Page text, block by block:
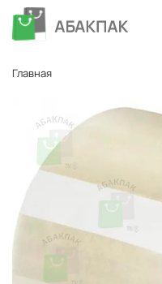
Главная